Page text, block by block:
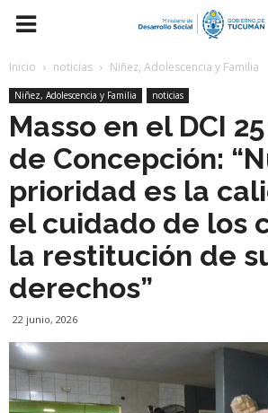
Inicio noticias Niñez, Adolescencia y Familia
Niñez, Adolescencia y Familia noticias
Masso en el DCI
de Concepción:
prioridad es la
el cuidado de los
la restitución de
derechos”
22 junio, 2026